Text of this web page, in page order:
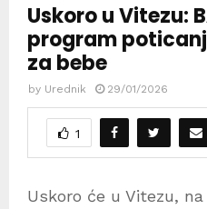
Uskoro u Vitezu:
program
za bebe
by Urednik 29/01/2026
1
Uskoro će u Vitezu,